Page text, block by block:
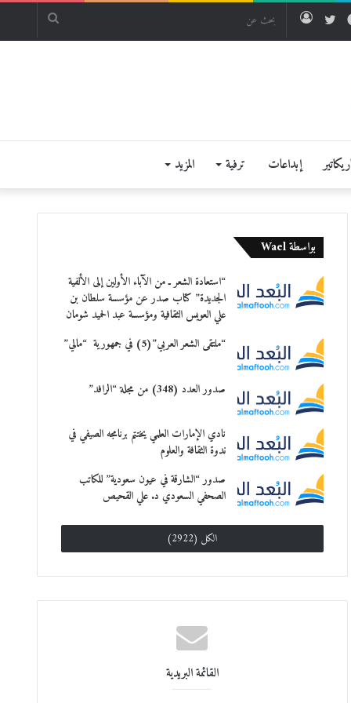
تسجيل
تويتر فيسبوك
إبداعات ترفية المزيد
بواسطة Wael
“استعادة الشعر ـ من الآباء الأولين إلى الألفية
الجديدة” كتاب صدر عن مؤسسة سلطان بن
علي العويس الثقافية ومؤسسة عبد الحميد شومان
“ملتقى الشعر العربي”(5) في جمهورية “مالي”
صدور العدد (348) من مجلة “الرافد”
نادي الإمارات العلمي يختتم برنامجه الصيفي في
ندوة الثقافة والعلوم
صدور “الشارقة في عيون سعودية” للكاتب
الصحفي السعودي د. علي القحيص
الكل (2922)
القائمة البريدية